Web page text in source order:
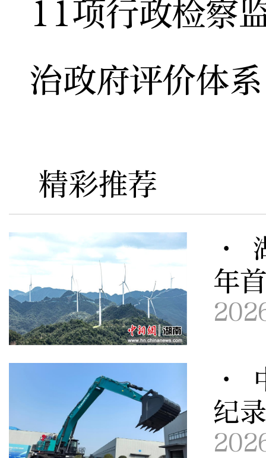
11项行政检察
治政府评价体
精彩推荐
·
年
·
纪